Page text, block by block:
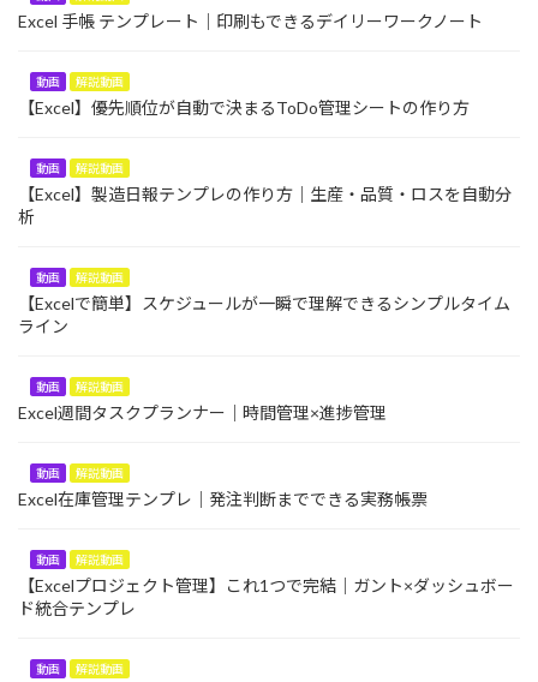
Excel 手帳 テンプレート｜印刷もできるデイリーワークノート
動画 解説動画
【Excel】優先順位が自動で決まるToDo管理シートの作り方
動画 解説動画
【Excel】製造日報テンプレの作り方｜生産・品質・ロスを自動分
析
動画 解説動画
【Excelで簡単】スケジュールが一瞬で理解できるシンプルタイム
ライン
動画 解説動画
Excel週間タスクプランナー｜時間管理×進捗管理
動画 解説動画
Excel在庫管理テンプレ｜発注判断までできる実務帳票
動画 解説動画
【Excelプロジェクト管理】これ1つで完結｜ガント×ダッシュボー
ド統合テンプレ
動画 解説動画